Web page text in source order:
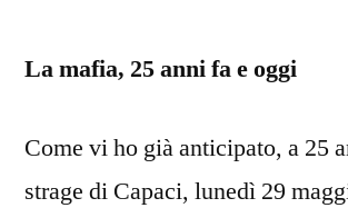
La mafia, 25 anni fa e oggi
Come vi ho già anticipato, a 25
strage di Capaci, lunedì 29